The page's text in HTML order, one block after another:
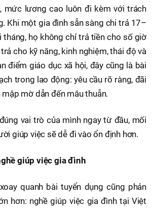
mức lương cao luôn đi kèm với trách
Khi một gia đình sẵn sàng chi trả 17–
họ không chỉ trả tiền cho số giờ
cho kỹ năng, kinh nghiệm, thái độ và
điểm giáo dục xã hội, đây cũng là bài
trong lao động: yêu cầu rõ ràng, đãi
mờ dẫn đến mâu thuẫn.
vai trò của mình ngay từ đầu, mối
giúp việc sẽ dễ đi vào ổn định hơn.
giúp việc gia đình
quanh bài tuyển dụng cũng phản
hơn: nghề giúp việc gia đình tại Việt